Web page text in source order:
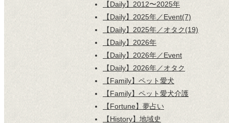
【Daily】2012〜2025年
【Daily】2025年／Event(7)
【Daily】2025年／オタク(19)
【Daily】2026年
【Daily】2026年／Event
【Daily】2026年／オタク
【Family】ペット愛犬
【Family】ペット愛犬介護
【Fortune】夢占い
【History】地域史